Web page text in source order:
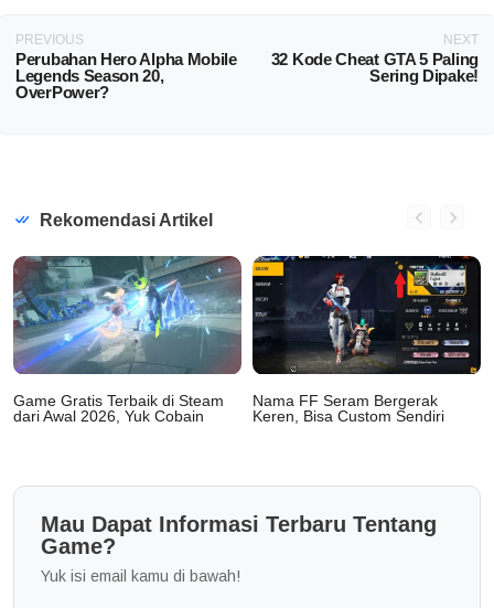
PREVIOUS
Perubahan Hero Alpha Mobile
Legends Season 20,
OverPower?
NEXT
32 Kode Cheat GTA 5 Paling
Sering Dipake!
Rekomendasi Artikel
Game Gratis Terbaik di Steam
dari Awal 2026, Yuk Cobain
Nama FF Seram Bergerak
Keren, Bisa Custom Sendiri
Mau Dapat Informasi Terbaru Tentang
Game?
Yuk isi email kamu di bawah!